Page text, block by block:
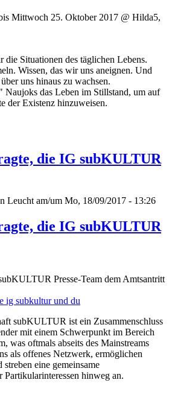
Mittwoch 25. Oktober 2017 @ Hilda5,
die Situationen des täglichen Lebens.
Wissen, das wir uns aneignen. Und
uns hinaus zu wachsen.
Naujoks das Leben im Stillstand, um auf
der Existenz hinzuweisen.
die IG subKULTUR
Leucht am/um Mo, 18/09/2017 - 13:26
die IG subKULTUR
Presse-Team dem Amtsantritt
subKULTUR ist ein Zusammenschluss
mit einem Schwerpunkt im Bereich
was oftmals abseits des Mainstreams
als offenes Netzwerk, ermöglichen
eine gemeinsame
Partikularinteressen hinweg an.